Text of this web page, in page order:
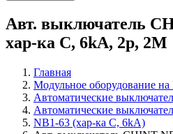
Авт. выключатель
хар-ка С, 6kA, 2p, 2M
Главная
Модульное оборудование
Автоматические
Автоматические
NB1-63 (хар-ка С, 6kA)